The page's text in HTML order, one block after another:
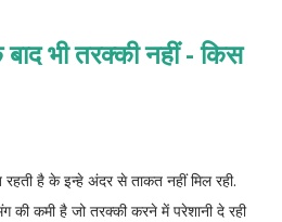
भी तरक्की नहीं - किस
है के इन्हे अंदर से ताकत नहीं मिल रही.
कमी है जो तरक्की करने में परेशानी दे रही